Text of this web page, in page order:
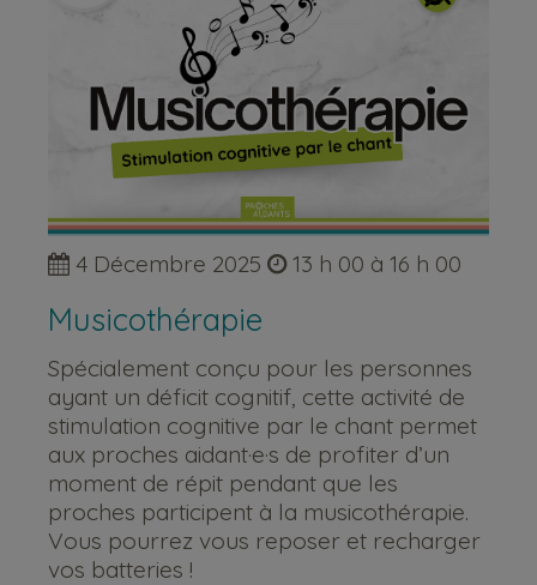
4 Décembre 2025 13 h 00 à 16 h 00
Musicothérapie
Spécialement conçu pour les personnes
ayant un déficit cognitif, cette activité de
stimulation cognitive par le chant permet
aux proches aidant·e·s de profiter d’un
moment de répit pendant que les
proches participent à la musicothérapie.
Vous pourrez vous reposer et recharger
vos batteries !